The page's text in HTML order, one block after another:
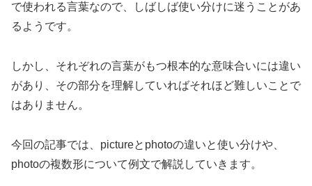
で使われる言葉なので、しばしば使い分けに迷うことがあ
るようです。
しかし、それぞれの言葉がもつ根本的な意味合いには違い
があり、その部分を理解していればそれほど難しいことで
はありません。
今回の記事では、pictureとphotoの違いと使い分けや、
photoの複数形について例文で解説していきます。